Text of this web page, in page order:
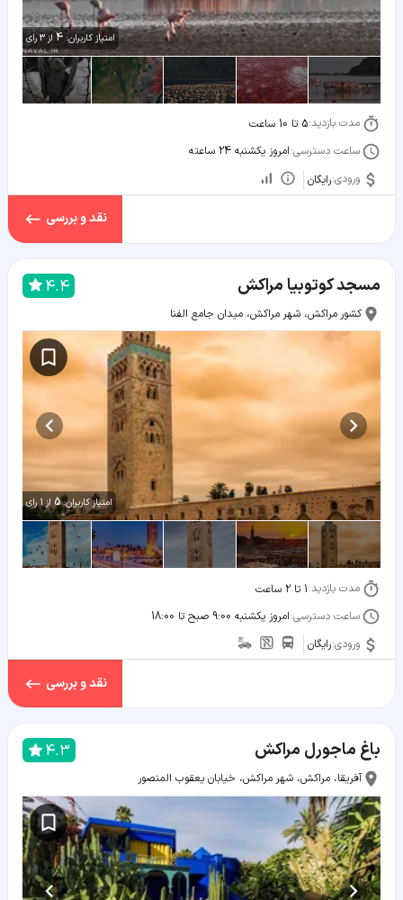
امتیاز کاربران: 4 از 3 رای
مدت بازدید:5 تا 10 ساعت
ساعت دسترسی:امروز یکشنبه 24 ساعته
ورودی:رایگان
نقد و بررسی
مسجد کوتوبیا مراکش 4.4
کشور مراکش، شهر مراکش، میدان جامع الفنا
امتیاز کاربران: 5 از 1 رای
مدت بازدید:1 تا 2 ساعت
ساعت دسترسی:امروز یکشنبه 9:00 صبح تا 18:00
ورودی:رایگان
نقد و بررسی
باغ ماجورل مراکش 4.3
آفریقا، مراکش، شهر مراکش، خیابان یعقوب المنصور